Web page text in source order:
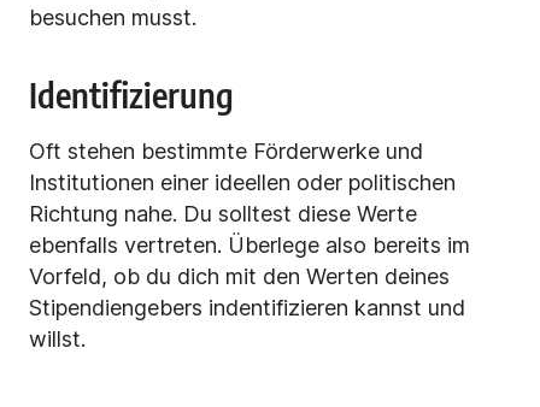
besuchen musst.
Identifizierung
Oft stehen bestimmte Förderwerke und
Institutionen einer ideellen oder politischen
Richtung nahe. Du solltest diese Werte
ebenfalls vertreten. Überlege also bereits im
Vorfeld, ob du dich mit den Werten deines
Stipendiengebers indentifizieren kannst und
willst.